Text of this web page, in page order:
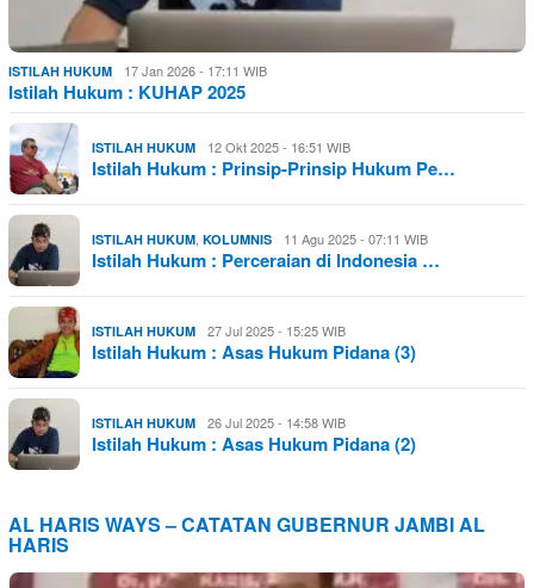
ISTILAH HUKUM 17 Jan 2026 - 17:11 WIB
Istilah Hukum : KUHAP 2025
ISTILAH HUKUM 12 Okt 2025 - 16:51 WIB
Istilah Hukum : Prinsip-Prinsip Hukum Pe…
ISTILAH HUKUM, KOLUMNIS 11 Agu 2025 - 07:11 WIB
Istilah Hukum : Perceraian di Indonesia …
ISTILAH HUKUM 27 Jul 2025 - 15:25 WIB
Istilah Hukum : Asas Hukum Pidana (3)
ISTILAH HUKUM 26 Jul 2025 - 14:58 WIB
Istilah Hukum : Asas Hukum Pidana (2)
AL HARIS WAYS – CATATAN GUBERNUR JAMBI AL
HARIS